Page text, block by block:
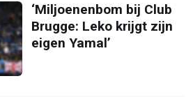
‘Miljoenenbom bij Club
Brugge: Leko krijgt zijn
eigen Yamal’